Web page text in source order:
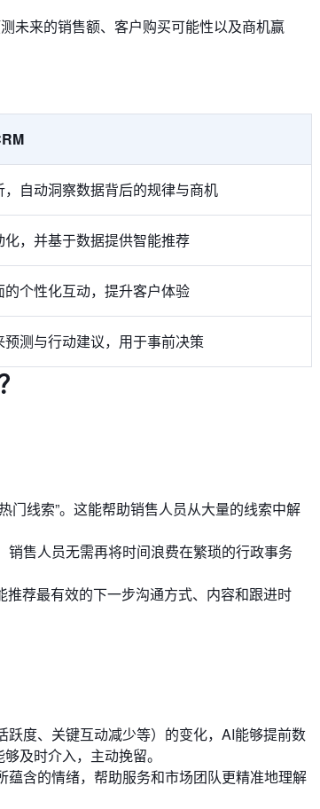
未来的销售额、客户购买可能性以及商机赢
，自动洞察数据背后的规律与商机
化，并基于数据提供智能推荐
的个性化互动，提升客户体验
预测与行动建议，用于事前决策
门线索”。这能帮助销售人员从大量的线索中解
售人员无需再将时间浪费在繁琐的行政事务
荐最有效的下一步沟通方式、内容和跟进时
度、关键互动减少等）的变化，AI能够提前数
及时介入，主动挽留。
含的情绪，帮助服务和市场团队更精准地理解